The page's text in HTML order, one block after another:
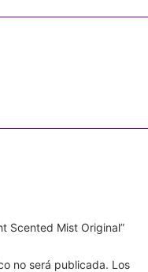
Scented Mist Original”
no será publicada. Los